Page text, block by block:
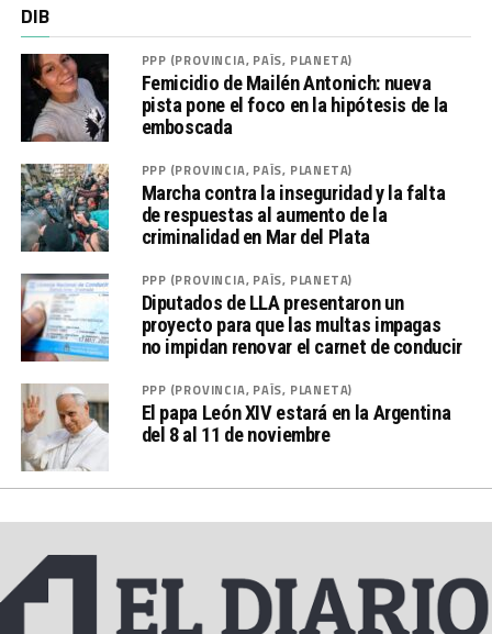
DIB
PPP (PROVINCIA, PAÍS, PLANETA)
Femicidio de Mailén Antonich: nueva
pista pone el foco en la hipótesis de la
emboscada
PPP (PROVINCIA, PAÍS, PLANETA)
Marcha contra la inseguridad y la falta
de respuestas al aumento de la
criminalidad en Mar del Plata
PPP (PROVINCIA, PAÍS, PLANETA)
Diputados de LLA presentaron un
proyecto para que las multas impagas
no impidan renovar el carnet de conducir
PPP (PROVINCIA, PAÍS, PLANETA)
El papa León XIV estará en la Argentina
del 8 al 11 de noviembre